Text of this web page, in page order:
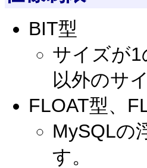
BIT型
サイズが
以外のサ
FLOAT型、
MySQLの
す。